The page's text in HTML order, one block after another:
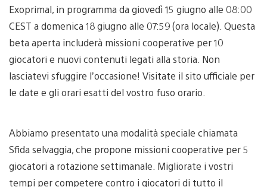
Exoprimal, in programma da giovedì 15 giugno alle 08:00
CEST a domenica 18 giugno alle 07:59 (ora locale). Questa
beta aperta includerà missioni cooperative per 10
giocatori e nuovi contenuti legati alla storia. Non
lasciatevi sfuggire l’occasione! Visitate il sito ufficiale per
le date e gli orari esatti del vostro fuso orario.
Abbiamo presentato una modalità speciale chiamata
Sfida selvaggia, che propone missioni cooperative per 5
giocatori a rotazione settimanale. Migliorate i vostri
tempi per competere contro i giocatori di tutto il